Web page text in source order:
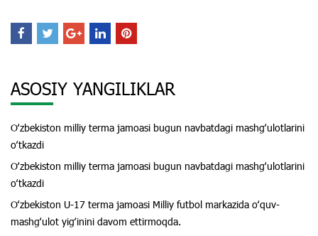
ASOSIY YANGILIKLAR
Oʻzbekiston milliy terma jamoasi bugun navbatdagi mashgʻulotlarini
oʻtkazdi
Oʻzbekiston milliy terma jamoasi bugun navbatdagi mashgʻulotlarini
oʻtkazdi
Oʻzbekiston U-17 terma jamoasi Milliy futbol markazida oʻquv-
mashgʻulot yigʻinini davom ettirmoqda.